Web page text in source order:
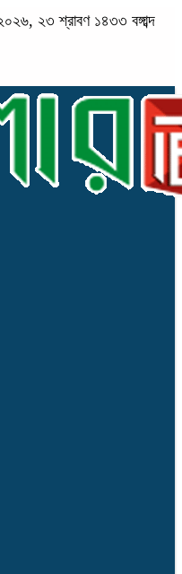
২৩ শ্রাবণ ১৪৩৩ বঙ্গাব্দ